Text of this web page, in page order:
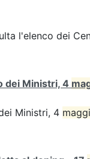
l'elenco dei
dei Ministri, 4
Ministri, 4